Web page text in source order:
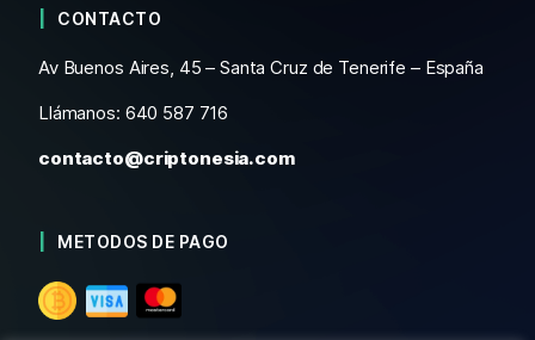
CONTACTO
Av Buenos Aires, 45 – Santa Cruz de Tenerife – España
Llámanos: 640 587 716
contacto@criptonesia.com
METODOS DE PAGO